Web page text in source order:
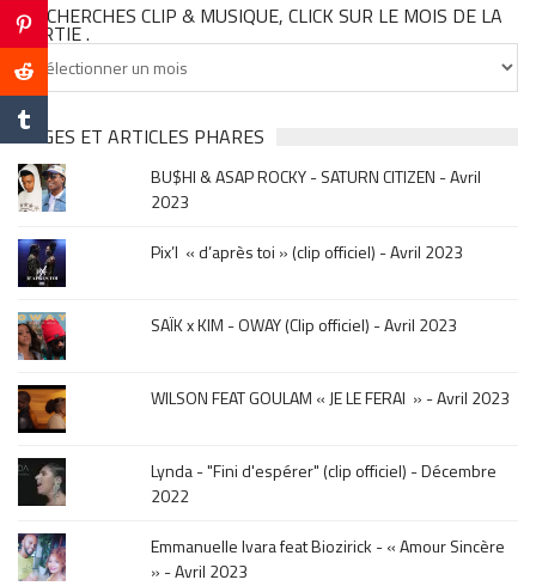
TU CHERCHES CLIP & MUSIQUE, CLICK SUR LE MOIS DE LA
SORTIE .
Tu
cherches
clip
&
musique,
click
sur
le
mois
de
la
sortie
PAGES ET ARTICLES PHARES
BU$HI & ASAP ROCKY - SATURN CITIZEN - Avril
2023
Pix’l « d’après toi » (clip officiel) - Avril 2023
SAÏK x KIM - OWAY (Clip officiel) - Avril 2023
WILSON FEAT GOULAM « JE LE FERAI » - Avril 2023
Lynda - "Fini d'espérer" (clip officiel) - Décembre
2022
Emmanuelle Ivara feat Biozirick - « Amour Sincère
» - Avril 2023